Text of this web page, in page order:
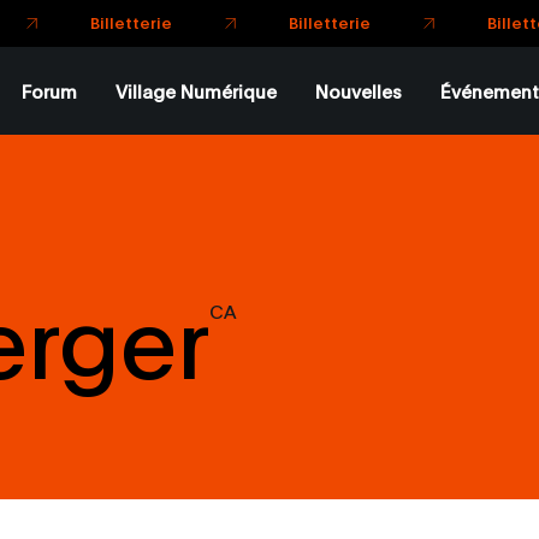
Billetterie Billetterie
Forum Village Numérique Nouvelles
CA